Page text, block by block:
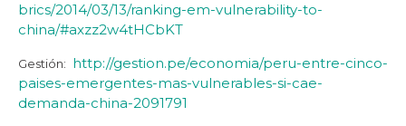
brics/2014/03/13/ranking-em-vulnerability-to-
china/#axzz2w4tHCbKT
Gestión: http://gestion.pe/economia/peru-entre-cinco-
paises-emergentes-mas-vulnerables-si-cae-
demanda-china-2091791